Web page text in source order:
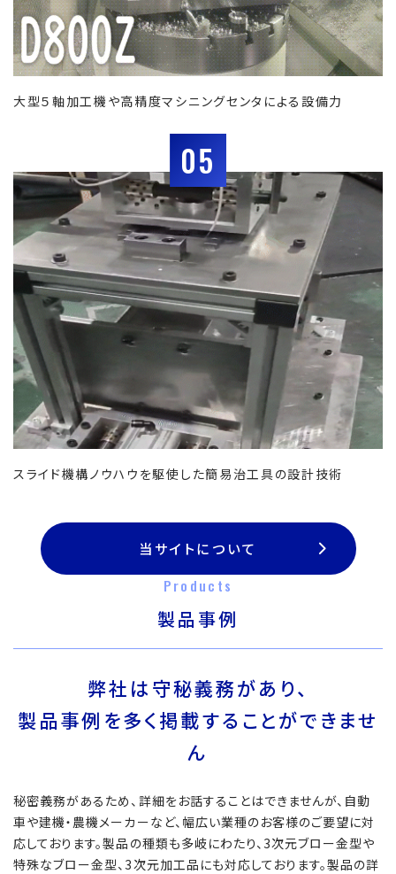
大型５軸加工機や高精度マシニングセンタによる設備力
05
スライド機構ノウハウを駆使した簡易治工具の設計技術
当サイトについて
Products
製品事例
弊社は守秘義務があり、
製品事例を多く掲載することができませ
ん
秘密義務があるため、詳細をお話することはできませんが、自動
車や建機・農機メーカーなど、幅広い業種のお客様のご要望に対
応しております。製品の種類も多岐にわたり、3次元ブロー金型や
特殊なブロー金型、3次元加工品にも対応しております。製品の詳